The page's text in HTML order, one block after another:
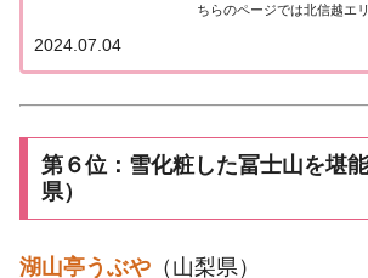
ちらのページでは北信越エ
館）を一覧にまとめました
2024『1ミシュランキー（1
2024.07.04
第６位：雪化粧した冨士山を堪
県）
湖山亭うぶや （山梨県）